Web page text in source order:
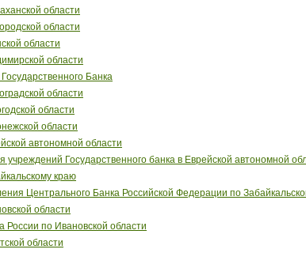
области
области
области
области
Банка
области
области
области
автономной области
Государственного банка в Еврейской автономной
краю
Центрального Банка Российской Федерации по
области
России по Ивановской области
области